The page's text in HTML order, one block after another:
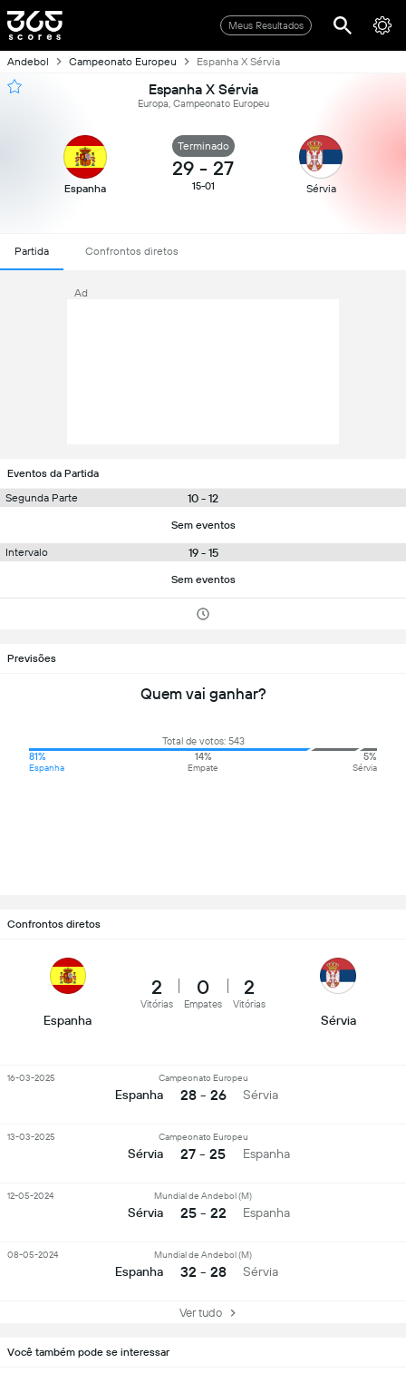
Meus Resultados
Andebol Campeonato Europeu Espanha X Sérvia
Espanha X Sérvia
Europa, Campeonato Europeu
Espanha
Terminado
29 - 27
15-01 Sérvia
Partida Confrontos diretos
Ad
Eventos da Partida
Segunda Parte
10 - 12
Sem eventos
Intervalo 19 - 15
Sem eventos
Previsões
Quem vai ganhar?
Total de votos: 543
81%
Espanha
14%
Empate
5%
Sérvia
Confrontos diretos
Espanha
2
Vitórias
0
Empates
2
Vitórias
Sérvia
Espanha
Campeonato Europeu
28 - 26 Sérvia
16-03-2025
Sérvia
Campeonato Europeu
27 - 25 Espanha
13-03-2025
Sérvia
Mundial de Andebol (M)
25 - 22 Espanha
12-05-2024
Espanha
Mundial de Andebol (M)
32 - 28 Sérvia
08-05-2024
Ver tudo
Você também pode se interessar